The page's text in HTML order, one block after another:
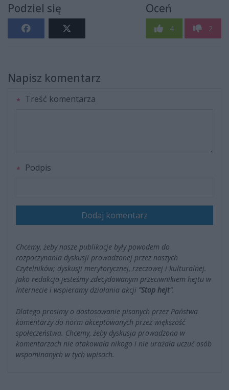
Podziel się Oceń
4 2
Napisz komentarz
Treść komentarza
Podpis
Dodaj komentarz
Chcemy, żeby nasze publikacje były powodem do
rozpoczynania dyskusji prowadzonej przez naszych
Czytelników; dyskusji merytorycznej, rzeczowej i kulturalnej.
Jako redakcja jesteśmy zdecydowanym przeciwnikiem hejtu w
Internecie i wspieramy działania akcji "Stop hejt".
Dlatego prosimy o dostosowanie pisanych przez Państwa
komentarzy do norm akceptowanych przez większość
społeczeństwa. Chcemy, żeby dyskusja prowadzona w
komentarzach nie atakowała nikogo i nie urażała uczuć osób
wspominanych w tych wpisach.